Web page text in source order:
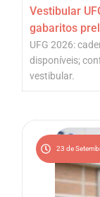
Vestibular
gabaritos
UFG 2026:
disponíveis;
vestibular.
23 de